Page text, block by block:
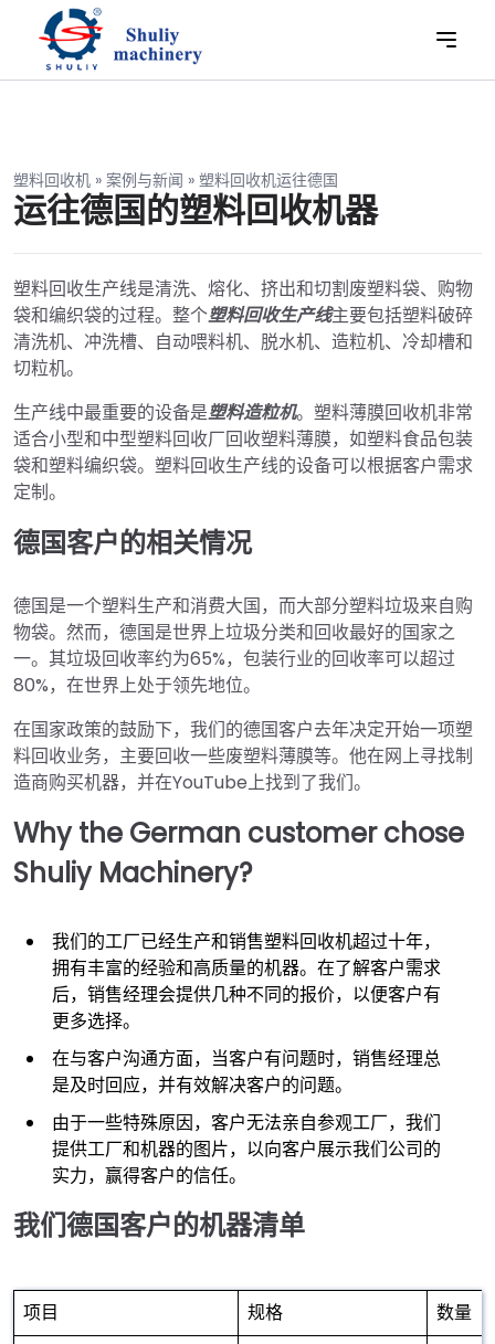
塑料回收机 » 案例与新闻 » 塑料回收机运往德国
运往德国的塑料回收机器
塑料回收生产线是清洗、熔化、挤出和切割废塑料袋、购物
袋和编织袋的过程。整个塑料回收生产线主要包括塑料破碎
清洗机、冲洗槽、自动喂料机、脱水机、造粒机、冷却槽和
切粒机。
生产线中最重要的设备是塑料造粒机。塑料薄膜回收机非常
适合小型和中型塑料回收厂回收塑料薄膜，如塑料食品包装
袋和塑料编织袋。塑料回收生产线的设备可以根据客户需求
定制。
德国客户的相关情况
德国是一个塑料生产和消费大国，而大部分塑料垃圾来自购
物袋。然而，德国是世界上垃圾分类和回收最好的国家之
一。其垃圾回收率约为65%，包装行业的回收率可以超过
80%，在世界上处于领先地位。
在国家政策的鼓励下，我们的德国客户去年决定开始一项塑
料回收业务，主要回收一些废塑料薄膜等。他在网上寻找制
造商购买机器，并在YouTube上找到了我们。
Why the German customer chose
Shuliy Machinery?
我们的工厂已经生产和销售塑料回收机超过十年，
拥有丰富的经验和高质量的机器。在了解客户需求
后，销售经理会提供几种不同的报价，以便客户有
更多选择。
在与客户沟通方面，当客户有问题时，销售经理总
是及时回应，并有效解决客户的问题。
由于一些特殊原因，客户无法亲自参观工厂，我们
提供工厂和机器的图片，以向客户展示我们公司的
实力，赢得客户的信任。
我们德国客户的机器清单
项目 规格 数量（